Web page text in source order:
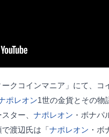
クコインマニア」にて、コ
ポレオン1世の金貨とその物
ター、 ナポレオン ・ボナ
渡辺氏は「 ナポレオン ・